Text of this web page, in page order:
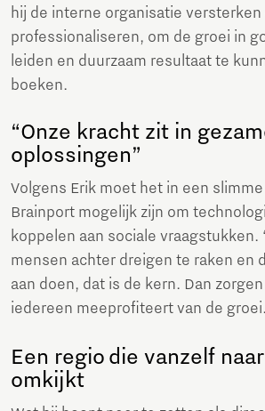
hij de interne organisatie versterken
professionaliseren, om de groei in
leiden en duurzaam resultaat te
boeken.
“Onze kracht zit in
oplossingen”
Volgens Erik moet het in een
Brainport mogelijk zijn om
koppelen aan sociale vraagstukken.
mensen achter dreigen te raken en
aan doen, dat is de kern. Dan
iedereen meeprofiteert van de
Een regio die vanzelf
omkijkt